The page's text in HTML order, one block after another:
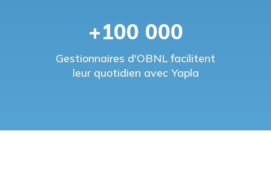
+100 000
Gestionnaires d'OBNL facilitent
leur quotidien avec Yapla